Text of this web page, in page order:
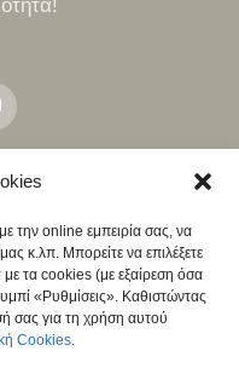
την online εμπειρία σας, να
κ.λπ. Μπορείτε να επιλέξετε
με τα cookies (με εξαίρεση όσα
«Ρυθμίσεις». Καθιστώντας
σας για τη χρήση αυτού
Cookies.
& ΠΡΟΫΠΟΘΈΣΕΙΣ